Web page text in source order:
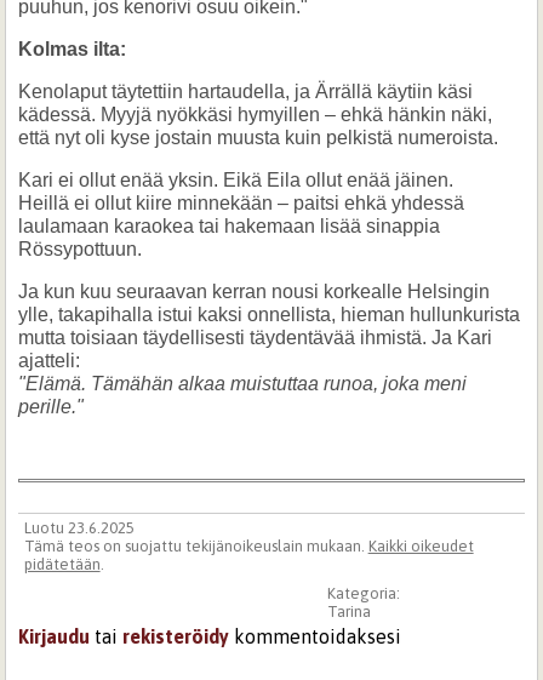
puuhun, jos kenorivi osuu oikein."
Kolmas ilta:
Kenolaput täytettiin hartaudella, ja Ärrällä käytiin käsi
kädessä. Myyjä nyökkäsi hymyillen – ehkä hänkin näki,
että nyt oli kyse jostain muusta kuin pelkistä numeroista.
Kari ei ollut enää yksin. Eikä Eila ollut enää jäinen.
Heillä ei ollut kiire minnekään – paitsi ehkä yhdessä
laulamaan karaokea tai hakemaan lisää sinappia
Rössypottuun.
Ja kun kuu seuraavan kerran nousi korkealle Helsingin
ylle, takapihalla istui kaksi onnellista, hieman hullunkurista
mutta toisiaan täydellisesti täydentävää ihmistä. Ja Kari
ajatteli:
"Elämä. Tämähän alkaa muistuttaa runoa, joka meni
perille."
Luotu 23.6.2025
Tämä teos on suojattu tekijänoikeuslain mukaan. Kaikki oikeudet
pidätetään.
Kategoria:
Tarina
Kirjaudu tai rekisteröidy kommentoidaksesi